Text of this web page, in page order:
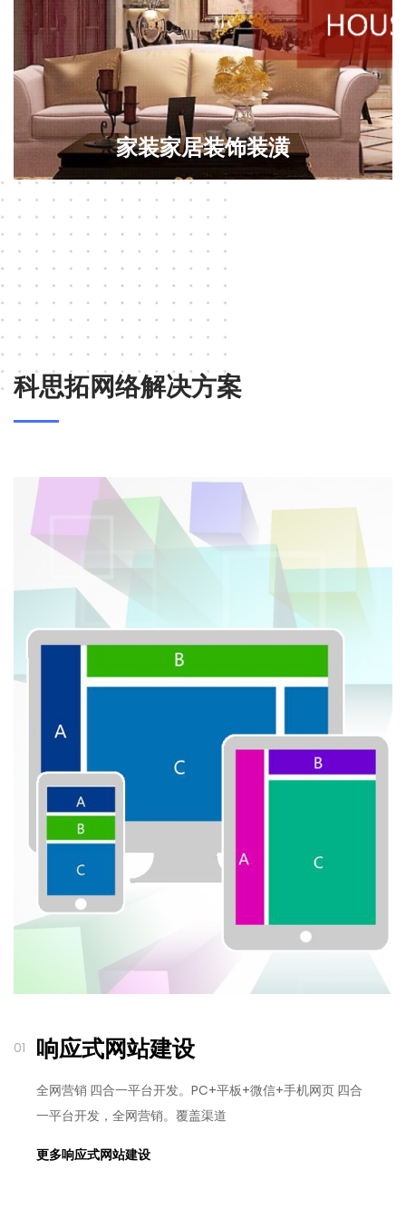
家装家居装饰装潢
科思拓网络解决方案
01 响应式网站建设
全网营销 四合一平台开发。PC+平板+微信+手机网页 四合
一平台开发，全网营销。覆盖渠道
更多响应式网站建设